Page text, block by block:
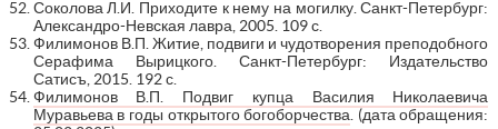
Соколова Л.И. Приходите к нему на могилку. Санкт-Петербург:
Александро-Невская лавра, 2005. 109 с.
Филимонов В.П. Житие, подвиги и чудотворения преподобного
Серафима Вырицкого. Санкт-Петербург: Издательство
Сатисъ, 2015. 192 с.
Филимонов В.П. Подвиг купца Василия Николаевича
Муравьева в годы открытого богоборчества . (дата обращения: